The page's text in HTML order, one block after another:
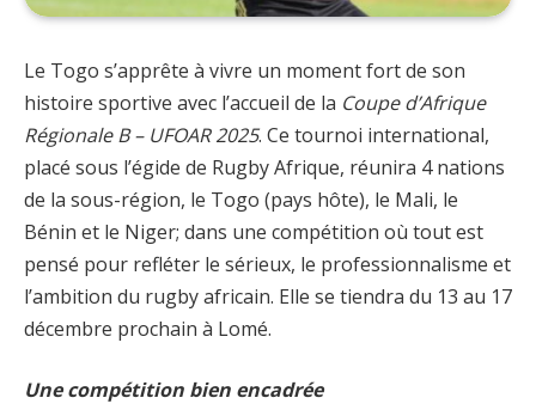
Le Togo s’apprête à vivre un moment fort de son
histoire sportive avec l’accueil de la Coupe d’Afrique
Régionale B – UFOAR 2025. Ce tournoi international,
placé sous l’égide de Rugby Afrique, réunira 4 nations
de la sous-région, le Togo (pays hôte), le Mali, le
Bénin et le Niger; dans une compétition où tout est
pensé pour refléter le sérieux, le professionnalisme et
l’ambition du rugby africain. Elle se tiendra du 13 au 17
décembre prochain à Lomé.
Une compétition bien encadrée